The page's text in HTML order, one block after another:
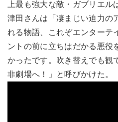
上最も強大な敵・ガブリエル
津田さんは「凄まじい迫力の
れる物語、これぞエンターテ
ントの前に立ちはだかる悪役
かったです。吹き替えでも観
非劇場へ！」と呼びかけた。